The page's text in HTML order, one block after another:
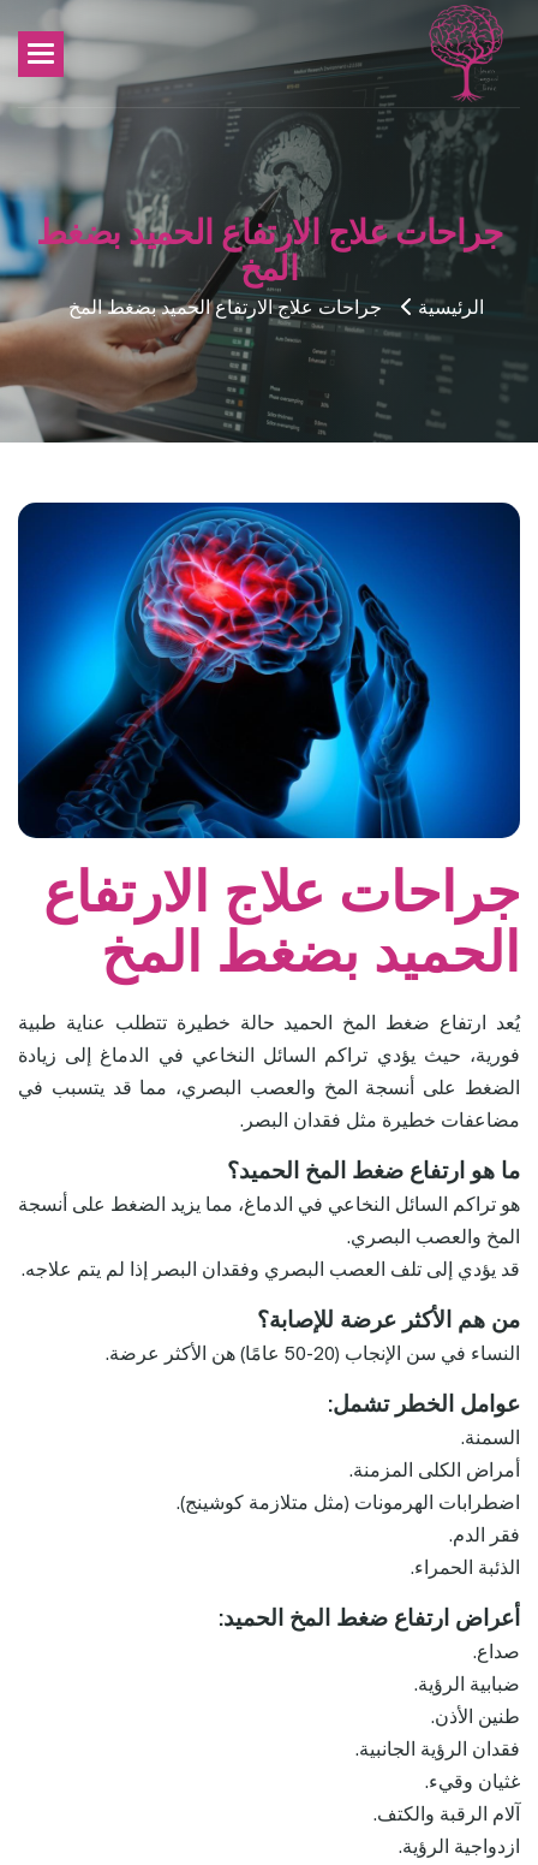
جراحات علاج الارتفاع الحميد بضغط
المخ
الرئيسية جراحات علاج الارتفاع الحميد بضغط المخ
جراحات علاج الارتفاع
الحميد بضغط المخ
يُعد ارتفاع ضغط المخ الحميد حالة خطيرة تتطلب عناية طبية
فورية، حيث يؤدي تراكم السائل النخاعي في الدماغ إلى زيادة
الضغط على أنسجة المخ والعصب البصري، مما قد يتسبب في
مضاعفات خطيرة مثل فقدان البصر.
ما هو ارتفاع ضغط المخ الحميد؟
هو تراكم السائل النخاعي في الدماغ، مما يزيد الضغط على أنسجة
المخ والعصب البصري.
قد يؤدي إلى تلف العصب البصري وفقدان البصر إذا لم يتم علاجه.
من هم الأكثر عرضة للإصابة؟
النساء في سن الإنجاب (20-50 عامًا) هن الأكثر عرضة.
عوامل الخطر تشمل:
السمنة.
أمراض الكلى المزمنة.
اضطرابات الهرمونات (مثل متلازمة كوشينج).
فقر الدم.
الذئبة الحمراء.
أعراض ارتفاع ضغط المخ الحميد:
صداع.
ضبابية الرؤية.
طنين الأذن.
فقدان الرؤية الجانبية.
غثيان وقيء.
آلام الرقبة والكتف.
ازدواجية الرؤية.